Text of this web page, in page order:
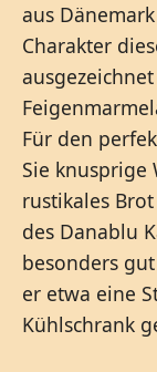
aus
Charakter
Für den
Sie knusprige
rustikales
des Danablu
besonders
er etwa eine
Kühlschrank